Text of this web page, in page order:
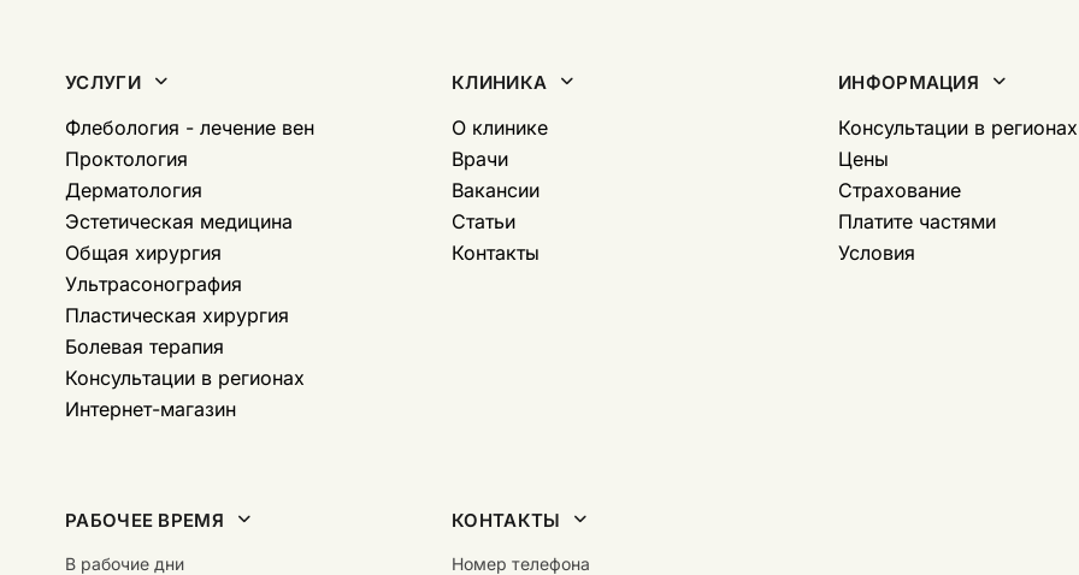
УСЛУГИ
Флебология - лечение вен
Проктология
Дерматология
Эстетическая медицина
Общая хирургия
Ультрасонография
Пластическая хирургия
Болевая терапия
Консультации в регионах
Интернет-магазин
КЛИНИКА
O клинике
Врачи
Вакансии
Статьи
Контакты
ИНФОРМАЦИЯ
Консультации в регионах
Цены
Страхование
Платите частями
Условия
РАБОЧЕЕ ВРЕМЯ
В рабочие дни
КОНТАКТЫ
Номер телефона